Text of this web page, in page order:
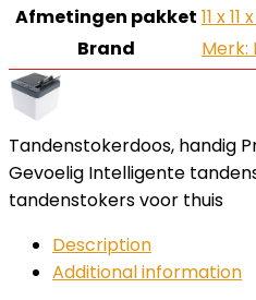
Afmetingen pakket ‎11 x
Brand
Merk:
Tandenstokerdoos, handig
Gevoelig Intelligente
tandenstokers voor thuis
Description
Additional information